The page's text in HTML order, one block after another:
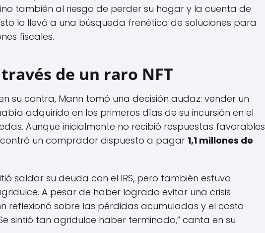
también al riesgo de perder su hogar y la cuenta de
lo llevó a una búsqueda frenética de soluciones para
fiscales.
de un raro NFT
su contra, Mann tomó una decisión audaz: vender un
adquirido en los primeros días de su incursión en el
Aunque inicialmente no recibió respuestas favorables
un comprador dispuesto a pagar 1,1 millones de
saldar su deuda con el IRS, pero también estuvo
A pesar de haber logrado evitar una crisis
reflexionó sobre las pérdidas acumuladas y el costo
sintió tan agridulce haber terminado,” canta en su